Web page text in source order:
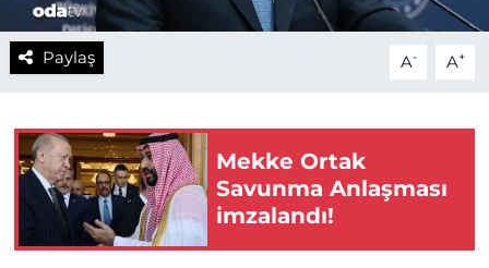
Paylaş A- A+
Mekke Ortak
Savunma Anlaşması
imzalandı!